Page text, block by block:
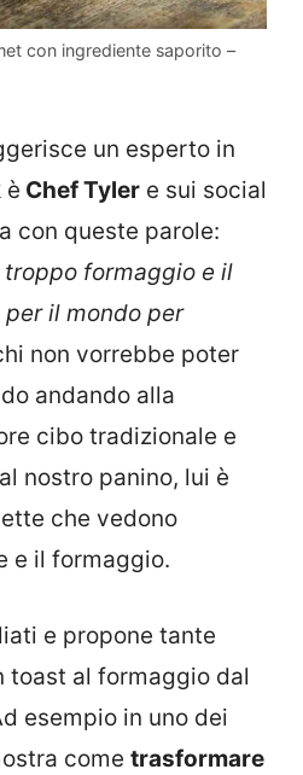
con ingrediente saporito –
un esperto in
è Chef Tyler e sui social
con queste parole:
troppo formaggio e il
il mondo per
non vorrebbe poter
andando alla
cibo tradizionale e
nostro panino, lui è
che vedono
e il formaggio.
e propone tante
toast al formaggio dal
esempio in uno dei
come trasformare